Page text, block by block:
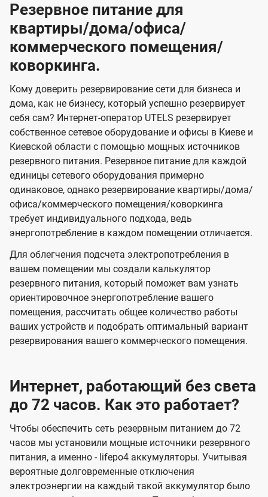
Резервное питание для
квартиры/дома/офиса/
коммерческого помещения/
коворкинга.
Кому доверить резервирование сети для бизнеса и
дома, как не бизнесу, который успешно резервирует
себя сам? Интернет-оператор UTELS резервирует
собственное сетевое оборудование и офисы в Киеве и
Киевской области с помощью мощных источников
резервного питания. Резервное питание для каждой
единицы сетевого оборудования примерно
одинаковое, однако резервирование квартиры/дома/
офиса/коммерческого помещения/коворкинга
требует индивидуального подхода, ведь
энергопотребление в каждом помещении отличается.
Для облегчения подсчета электропотребления в
вашем помещении мы создали калькулятор
резервного питания, который поможет вам узнать
ориентировочное энергопотребление вашего
помещения, рассчитать общее количество работы
ваших устройств и подобрать оптимальный вариант
резервирования вашего коммерческого помещения.
Интернет, работающий без света
до 72 часов. Как это работает?
Чтобы обеспечить сеть резервным питанием до 72
часов мы установили мощные источники резервного
питания, а именно - lifepo4 аккумуляторы. Учитывая
вероятные долговременные отключения
электроэнергии на каждый такой аккумулятор было